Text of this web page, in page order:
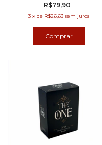
R$79,90
3 x de R$26,63 sem juros